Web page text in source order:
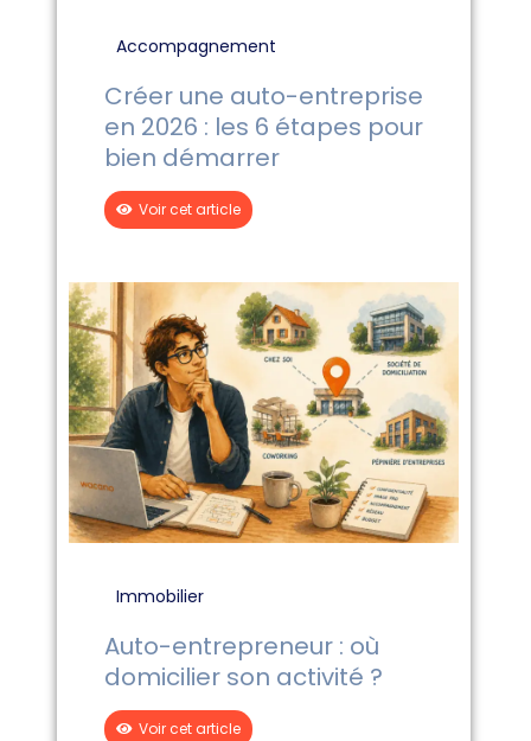
Accompagnement
Créer une auto-entreprise
en 2026 : les 6 étapes pour
bien démarrer
Voir cet article
Immobilier
Auto-entrepreneur : où
domicilier son activité ?
Voir cet article